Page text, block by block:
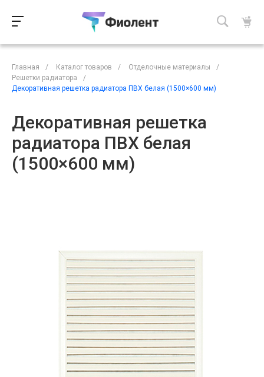
Главная / Каталог товаров / Отделочные материалы
/
Решетки радиатора
/
Декоративная решетка радиатора ПВХ белая (1500×600 мм)
Декоративная решетка
радиатора ПВХ белая
(1500×600 мм)